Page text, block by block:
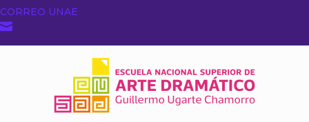
CORREO UNAE
